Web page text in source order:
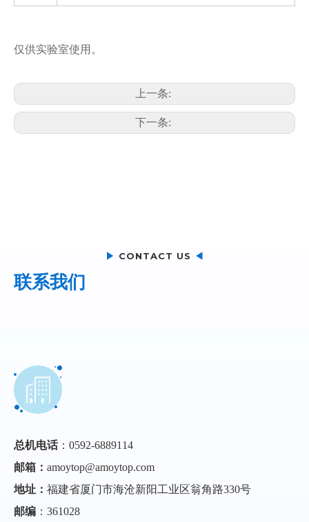
仅供实验室使用。
上一条:
下一条:
▶ CONTACT US ◀
联系我们
总机电话：0592-6889114
邮箱： amoytop@amoytop.com
地址： 福建省厦门市海沧新阳工业区翁角路330号
邮编 ：361028